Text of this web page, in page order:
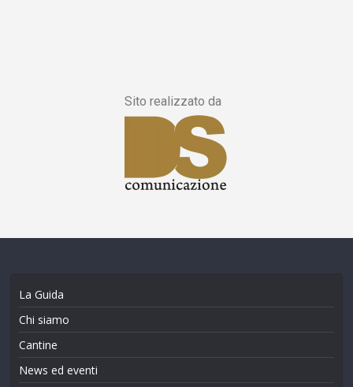
Sito realizzato da
La Guida
Chi siamo
Cantine
News ed eventi